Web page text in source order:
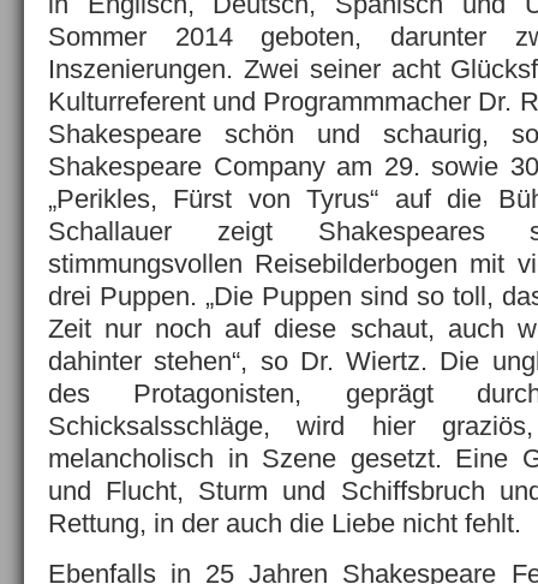
Sommer 2014 geboten, darunter
Inszenierungen. Zwei seiner acht
Kulturreferent und Programmmacher Dr.
Shakespeare schön und schaurig,
Shakespeare Company am 29. sowie
„Perikles, Fürst von Tyrus“ auf die
Schallauer zeigt
stimmungsvollen Reisebilderbogen mit
drei Puppen. „Die Puppen sind so toll,
Zeit nur noch auf diese schaut, auch
dahinter stehen“, so Dr. Wiertz. Die
des Protagonisten, geprägt
Schicksalsschläge, wird hier
melancholisch in Szene gesetzt. Eine
und Flucht, Sturm und Schiffsbruch
Rettung, in der auch die Liebe nicht fehlt.
Ebenfalls in 25 Jahren Shakespeare